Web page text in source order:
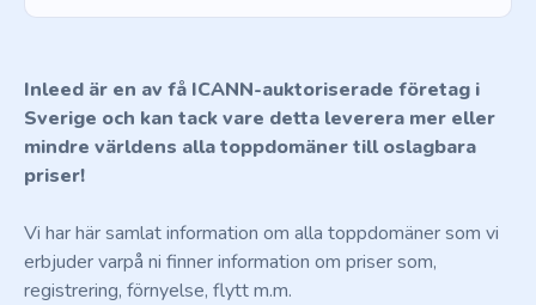
Inleed är en av få ICANN-auktoriserade företag i
Sverige och kan tack vare detta leverera mer eller
mindre världens alla toppdomäner till oslagbara
priser!
Vi har här samlat information om alla toppdomäner som vi
erbjuder varpå ni finner information om priser som,
registrering, förnyelse, flytt m.m.